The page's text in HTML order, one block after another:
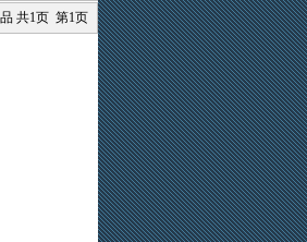
共1页 第1页